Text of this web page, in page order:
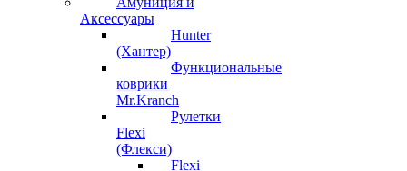
Аксессуары
Hunter
(Хантер)
Функциональные
коврики
Mr.Kranch
Рулетки
Flexi
(Флекси)
Flexi